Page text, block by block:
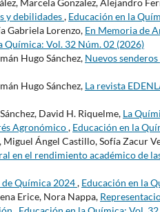
Marcela Gonzalez, Alejandro
y debilidades, Educación en la
Gabriela Lorenzo, En Memoria de
Química: Vol. 32 Núm. 02 (2026)
Hugo Sánchez, Nuevos
Hugo Sánchez, La revista
David H. Riquelme, La
Agronómico, Educación en la
Miguel Ángel Castillo, Sofía Zacur
en el rendimiento académico de
Química 2024, Educación en la
Erice, Nora Nappa,